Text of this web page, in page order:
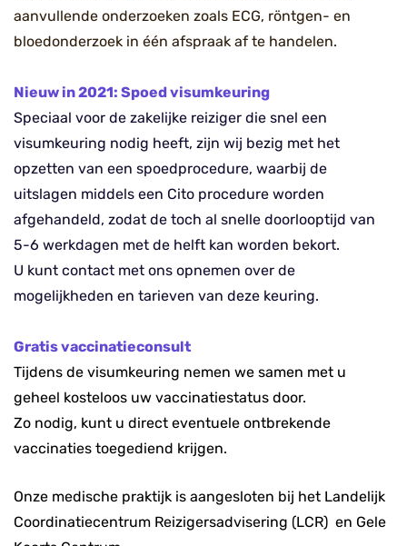
aanvullende onderzoeken zoals ECG, röntgen- en
bloedonderzoek in één afspraak af te handelen.
Nieuw in 2021: Spoed visumkeuring
Speciaal voor de zakelijke reiziger die snel een
visumkeuring nodig heeft, zijn wij bezig met het
opzetten van een spoedprocedure, waarbij de
uitslagen middels een Cito procedure worden
afgehandeld, zodat de toch al snelle doorlooptijd van
5-6 werkdagen met de helft kan worden bekort.
U kunt contact met ons opnemen over de
mogelijkheden en tarieven van deze keuring.
Gratis vaccinatieconsult
Tijdens de visumkeuring nemen we samen met u
geheel kosteloos uw vaccinatiestatus door.
Zo nodig, kunt u direct eventuele ontbrekende
vaccinaties toegediend krijgen.
Onze medische praktijk is aangesloten bij het Landelijk
Coordinatiecentrum Reizigersadvisering (LCR) en Gele